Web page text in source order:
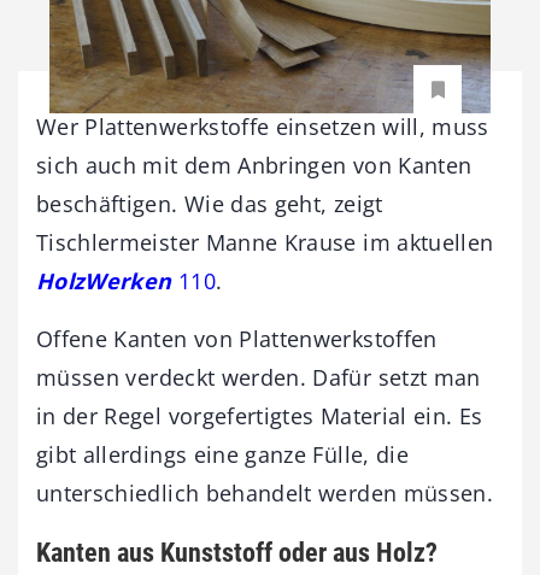
Wer Plattenwerkstoffe einsetzen will, muss
sich auch mit dem Anbringen von Kanten
beschäftigen. Wie das geht, zeigt
Tischlermeister Manne Krause im aktuellen
HolzWerken 110.
Offene Kanten von Plattenwerkstoffen
müssen verdeckt werden. Dafür setzt man
in der Regel vorgefertigtes Material ein. Es
gibt allerdings eine ganze Fülle, die
unterschiedlich behandelt werden müssen.
Kanten aus Kunststoff oder aus Holz?